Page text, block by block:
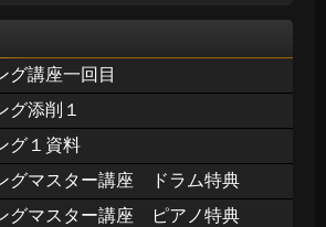
グ講座一回目
グ添削１
グ１資料
グマスター講座 ドラム特典
グマスター講座 ピアノ特典